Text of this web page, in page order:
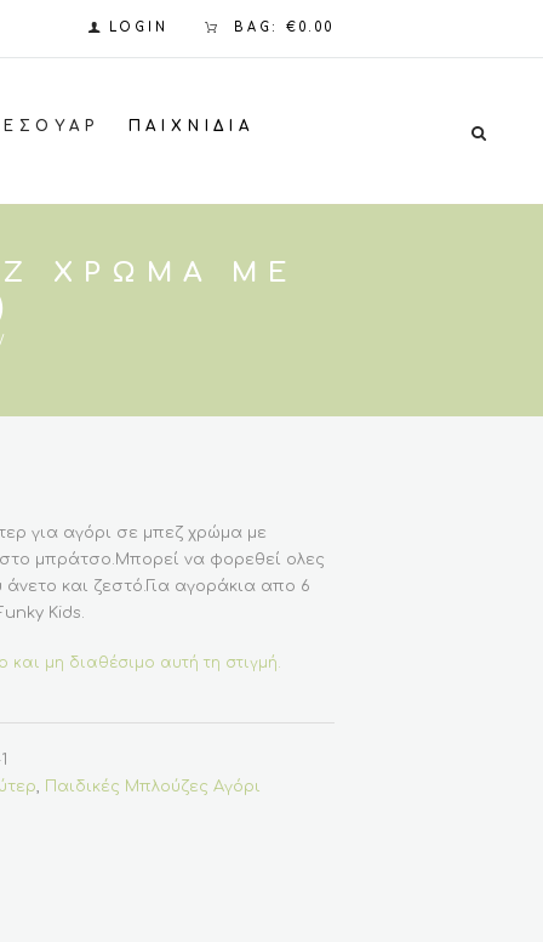
LOGIN BAG: €0.00
ΠΑΙΧΝΊΔΙΑ
ΧΡΏΜΑ ΜΕ
για αγόρι σε μπεζ χρώμα με
μπράτσο.Μπορεί να φορεθεί ολες
άνετο και ζεστό.Για αγοράκια απο 6
Kids.
και μη διαθέσιμο αυτή τη στιγμή.
, Παιδικές Μπλούζες Αγόρι